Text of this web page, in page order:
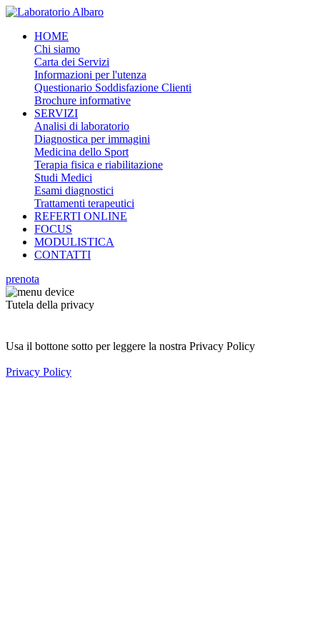
HOME
Chi siamo
Carta dei Servizi
Informazioni per l'utenza
Questionario Soddisfazione Clienti
Brochure informative
SERVIZI
Analisi di laboratorio
Diagnostica per immagini
Medicina dello Sport
Terapia fisica e riabilitazione
Studi Medici
Esami diagnostici
Trattamenti terapeutici
REFERTI ONLINE
FOCUS
MODULISTICA
CONTATTI
prenota
Tutela della privacy
Usa il bottone sotto per leggere la nostra Privacy Policy
Privacy Policy